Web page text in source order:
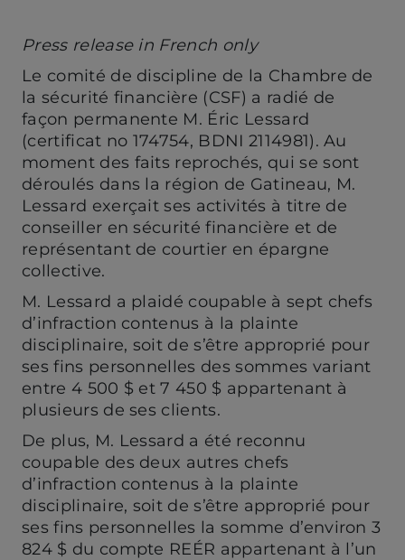
Press release in French only
Le comité de discipline de la Chambre de
la sécurité financière (CSF) a radié de
façon permanente M. Éric Lessard
(certificat no 174754, BDNI 2114981). Au
moment des faits reprochés, qui se sont
déroulés dans la région de Gatineau, M.
Lessard exerçait ses activités à titre de
conseiller en sécurité financière et de
représentant de courtier en épargne
collective.
M. Lessard a plaidé coupable à sept chefs
d’infraction contenus à la plainte
disciplinaire, soit de s’être approprié pour
ses fins personnelles des sommes variant
entre 4 500 $ et 7 450 $ appartenant à
plusieurs de ses clients.
De plus, M. Lessard a été reconnu
coupable des deux autres chefs
d’infraction contenus à la plainte
disciplinaire, soit de s’être approprié pour
ses fins personnelles la somme d’environ 3
824 $ du compte REÉR appartenant à l’un